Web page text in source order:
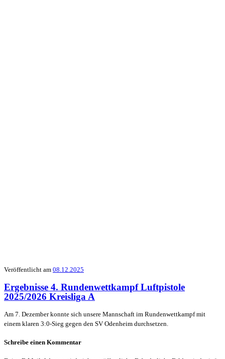
Veröffentlicht am 08.12.2025
Ergebnisse 4. Rundenwettkampf Luftpistole
2025/2026 Kreisliga A
Am 7. Dezember konnte sich unsere Mannschaft im Rundenwettkampf mit
einem klaren 3:0-Sieg gegen den SV Odenheim durchsetzen.
Schreibe einen Kommentar